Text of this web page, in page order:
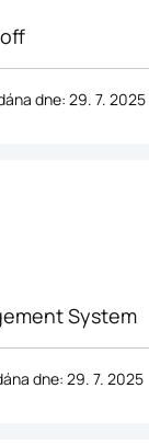
dne: 29. 7. 2025
System
dne: 29. 7. 2025